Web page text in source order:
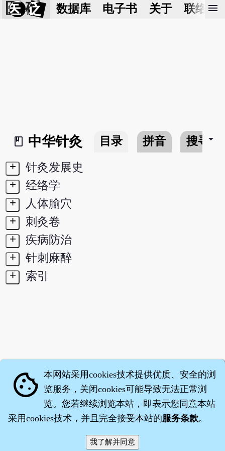
医 砭 数据库 电子书 关于 联络我
menu
book_2
中华针灸 目录 拼音 搜寻arrow_drop_down
+
针灸发展史
+
经络学
+
人体腧穴
+
刺灸卷
+
疾病防治
+
针刺麻醉
+
索引
·沈药子©2008～2026
cookie 本网站采用cookies技术提供优质、安全的浏
览服务，关闭cookies可能导致无法正常浏
览。您若继续浏览本站，即表示您同意本站
采用cookies技术，并且完全接受本站的服务条款。